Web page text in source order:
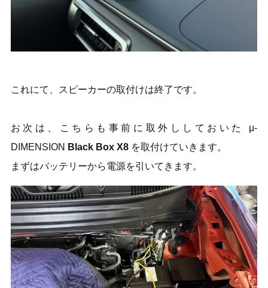
これにて、スピーカーの取付けは終了です。
お次は、こちらも事前に取外ししておいた μ-
DIMENSION Black Box X8を取付けていきます。
まずはバッテリーから電源を引いてきます。